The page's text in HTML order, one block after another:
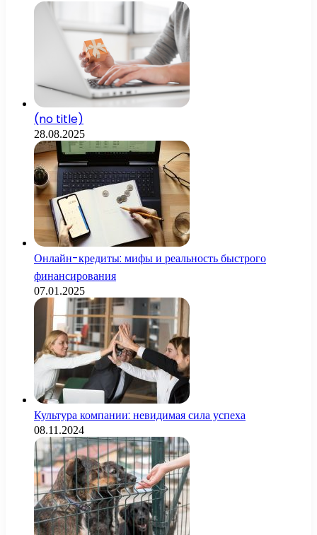
(no title)
28.08.2025
Онлайн-кредиты: мифы и реальность быстрого
финансирования
07.01.2025
Культура компании: невидимая сила успеха
08.11.2024